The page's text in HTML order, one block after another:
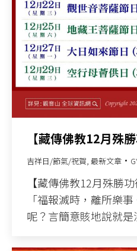
【藏傳佛教12月殊勝
吉祥日/節氣/祝賀, 最新文章
【藏傳佛教12月殊勝
「福報滅時，離所樂
呢？言簡意賅地說就